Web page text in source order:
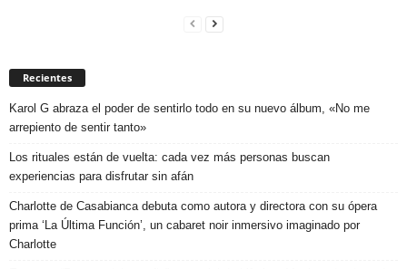
Recientes
Karol G abraza el poder de sentirlo todo en su nuevo álbum, «No me
arrepiento de sentir tanto»
Los rituales están de vuelta: cada vez más personas buscan
experiencias para disfrutar sin afán
Charlotte de Casabianca debuta como autora y directora con su ópera
prima ‘La Última Función’, un cabaret noir inmersivo imaginado por
Charlotte